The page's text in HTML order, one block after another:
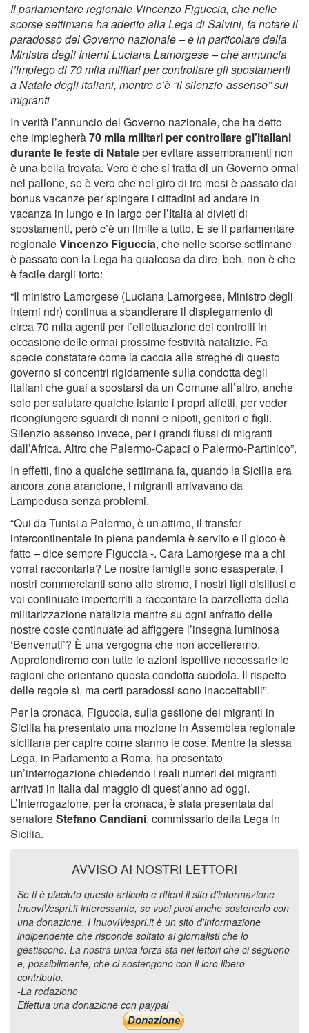
Il parlamentare regionale Vincenzo Figuccia, che nelle
scorse settimane ha aderito alla Lega di Salvini, fa notare il
paradosso del Governo nazionale – e in particolare della
Ministra degli Interni Luciana Lamorgese – che annuncia
l’impiego di 70 mila militari per controllare gli spostamenti
a Natale degli italiani, mentre c’è “il silenzio-assenso” sui
migranti
In verità l’annuncio del Governo nazionale, che ha detto
che impiegherà70 mila militari per controllare gl’italiani
durante le feste di Nataleper evitare assembramenti non
è una bella trovata. Vero è che si tratta di un Governo ormai
nel pallone, se è vero che nel giro di tre mesi è passato dai
bonus vacanze per spingere i cittadini ad andare in
vacanza in lungo e in largo per l’Italia ai divieti di
spostamenti, però c’è un limite a tutto. E se il parlamentare
regionaleVincenzo Figuccia, che nelle scorse settimane
è passato con la Lega ha qualcosa da dire, beh, non è che
è facile dargli torto:
“Il ministro Lamorgese (Luciana Lamorgese, Ministro degli
Interni ndr) continua a sbandierare il dispiegamento di
circa 70 mila agenti per l’effettuazione dei controlli in
occasione delle ormai prossime festività natalizie. Fa
specie constatare come la caccia alle streghe di questo
governo si concentri rigidamente sulla condotta degli
italiani che guai a spostarsi da un Comune all’altro, anche
solo per salutare qualche istante i propri affetti, per veder
ricongiungere sguardi di nonni e nipoti, genitori e figli.
Silenzio assenso invece, per i grandi flussi di migranti
dall’Africa. Altro che Palermo-Capaci o Palermo-Partinico”.
In effetti, fino a qualche settimana fa, quando la Sicilia era
ancora zona arancione, i migranti arrivavano da
Lampedusa senza problemi.
“Qui da Tunisi a Palermo, è un attimo, il transfer
intercontinentale in piena pandemia è servito e il gioco è
fatto – dice sempre Figuccia -. Cara Lamorgese ma a chi
vorrai raccontarla? Le nostre famiglie sono esasperate, i
nostri commercianti sono allo stremo, i nostri figli disillusi e
voi continuate imperterriti a raccontare la barzelletta della
militarizzazione natalizia mentre su ogni anfratto delle
nostre coste continuate ad affiggere l’insegna luminosa
‘Benvenuti’? È una vergogna che non accetteremo.
Approfondiremo con tutte le azioni ispettive necessarie le
ragioni che orientano questa condotta subdola. Il rispetto
delle regole sì, ma certi paradossi sono inaccettabili”.
Per la cronaca, Figuccia, sulla gestione dei migranti in
Sicilia ha presentato una mozione in Assemblea regionale
siciliana per capire come stanno le cose. Mentre la stessa
Lega, in Parlamento a Roma, ha presentato
un’interrogazione chiedendo i reali numeri dei migranti
arrivati in Italia dal maggio di quest’anno ad oggi.
L’Interrogazione, per la cronaca, è stata presentata dal
senatoreStefano Candiani, commissario della Lega in
Sicilia.
AVVISO AI NOSTRI LETTORI
Se ti è piaciuto questo articolo e ritieni il sito d'informazione
InuoviVespri.it interessante, se vuoi puoi anche sostenerlo con
una donazione. I InuoviVespri.it è un sito d'informazione
indipendente che risponde soltato ai giornalisti che lo
gestiscono. La nostra unica forza sta nei lettori che ci seguono
e, possibilmente, che ci sostengono con il loro libero
contributo.
-La redazione
Effettua una donazione con paypal